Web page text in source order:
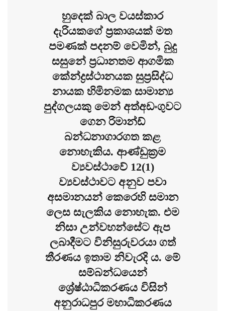
හුදෙක් බාල වයස්කාර
දැරියකගේ ප්‍රකාශයක් මත
පමණක් පදනම් වෙමින්, බුදු
සසුනේ ප්‍රධානතම ආගමික
කේන්ද්‍රස්ථානයක සුප්‍රසිද්ධ
නායක හිමිනමක සාමාන්‍ය
පුද්ගලයකු මෙන් අත්අඩංගුවට
ගෙන රිමාන්ඩ්
බන්ධනාගාරගත කළ
නොහැකිය. ආණ්ඩුක්‍රම
ව්‍යවස්ථාවේ 12(1)
ව්‍යවස්ථාවට අනුව පවා
අසමානයන් කෙරෙහි සමාන
ලෙස සැලකිය නොහැක. එම
නිසා උන්වහන්සේට ඇප
ලබාදීමට විනිසුරුවරයා ගත්
තීරණය ඉතාම නිවැරදි ය. මේ
සම්බන්ධයෙන්
ශ්‍රේෂ්ඨාධිකරණය විසින්
අනුරාධපුර මහාධිකරණය